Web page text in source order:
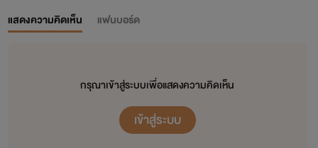
แสดงความคิดเห็น แฟนบอร์ด
กรุณาเข้าสู่ระบบเพื่อแสดงความคิดเห็น
เข้าสู่ระบบ